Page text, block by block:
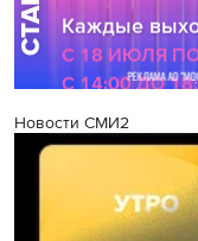
Новости СМИ2